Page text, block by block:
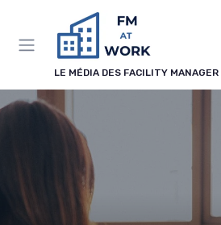
LE MÉDIA DES FACILITY MANAGER
Panneau de gestion des cookies